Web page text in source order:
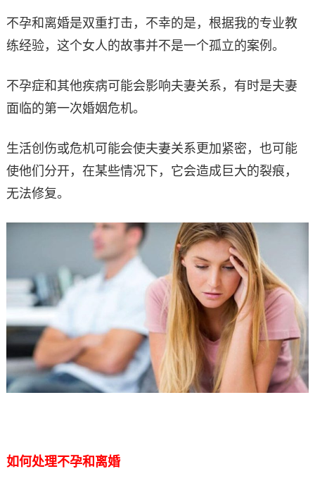
不孕和离婚是双重打击，不幸的是，根据我的专业教
练经验，这个女人的故事并不是一个孤立的案例。
不孕症和其他疾病可能会影响夫妻关系，有时是夫妻
面临的第一次婚姻危机。
生活创伤或危机可能会使夫妻关系更加紧密，也可能
使他们分开，在某些情况下，它会造成巨大的裂痕，
无法修复。
如何处理不孕和离婚